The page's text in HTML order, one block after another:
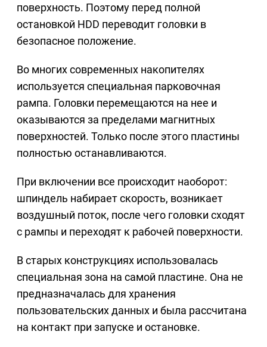
поверхность. Поэтому перед полной
остановкой HDD переводит головки в
безопасное положение.
Во многих современных накопителях
используется специальная парковочная
рампа. Головки перемещаются на нее и
оказываются за пределами магнитных
поверхностей. Только после этого пластины
полностью останавливаются.
При включении все происходит наоборот:
шпиндель набирает скорость, возникает
воздушный поток, после чего головки сходят
с рампы и переходят к рабочей поверхности.
В старых конструкциях использовалась
специальная зона на самой пластине. Она не
предназначалась для хранения
пользовательских данных и была рассчитана
на контакт при запуске и остановке.